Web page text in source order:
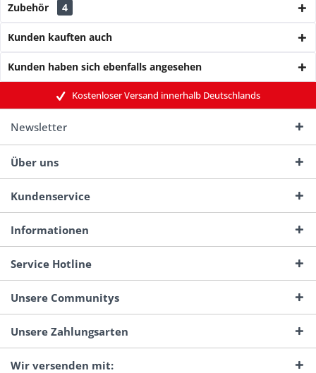
Zubehör 4
Kunden kauften auch
Kunden haben sich ebenfalls angesehen
Kostenloser Versand innerhalb Deutschlands
Newsletter
Über uns
Kundenservice
Informationen
Service Hotline
Unsere Communitys
Unsere Zahlungsarten
Wir versenden mit: